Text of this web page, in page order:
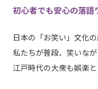
初心者でも安心の落語
日本の「お笑い」文化
私たちが普段、笑いな
江戸時代の大衆も娯楽